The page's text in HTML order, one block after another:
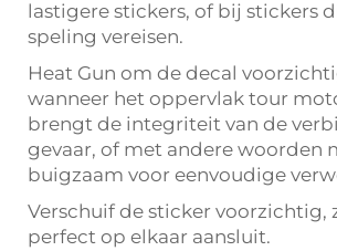
lastigere stickers, of bij stickers
speling vereisen.
Heat Gun om de decal
wanneer het oppervlak tour
brengt de integriteit van de
gevaar, of met andere woorden
buigzaam voor eenvoudige
Verschuif de sticker voorzichtig,
perfect op elkaar aansluit.